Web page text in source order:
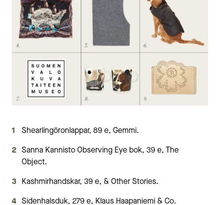
Shearlingöronlappar, 89 e, Gemmi.
Sanna Kannisto Observing Eye bok, 39 e, The
Object.
Kashmirhandskar, 39 e, & Other Stories.
Sidenhalsduk, 279 e, Klaus Haapaniemi & Co.